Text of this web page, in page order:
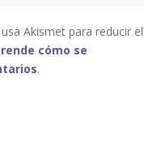
Akismet para reducir el
cómo se
.